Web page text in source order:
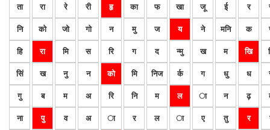
ता रा रे री हृ का फ खा जू ई र
नि को जो गो न मु ज य ने मनि क
हि रा मि स रि ग द न्मु ख म खि
सिं ख नु न को मि निज र्क ग धु ध
गु ब म अ रि नि म ल ा न ढ़
ना पु व अ ा र ल ा ए तु र